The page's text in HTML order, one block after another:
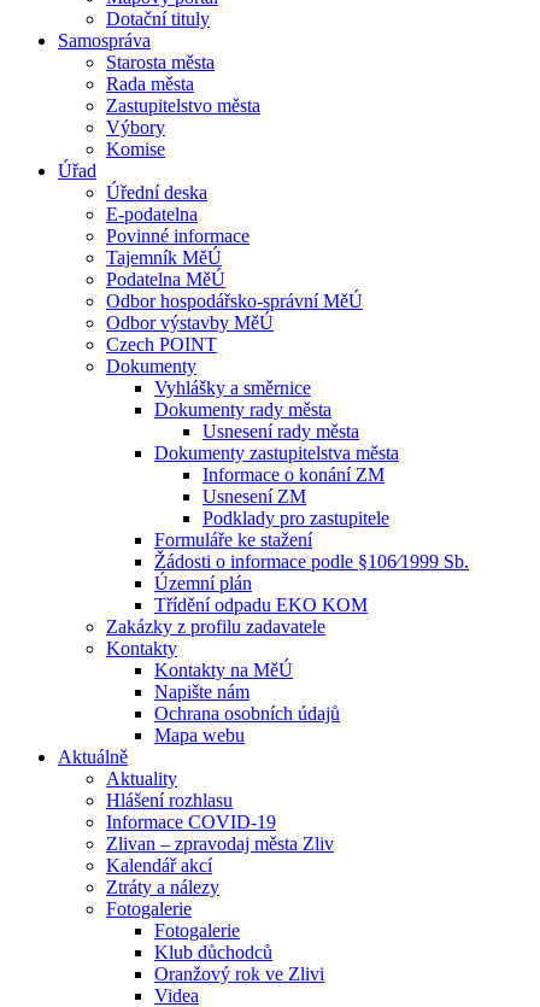
Dotační tituly
Samospráva
Starosta města
Rada města
Zastupitelstvo města
Výbory
Komise
Úřad
Úřední deska
E-podatelna
Povinné informace
Tajemník MěÚ
Podatelna MěÚ
Odbor hospodářsko-správní MěÚ
Odbor výstavby MěÚ
Czech POINT
Dokumenty
Vyhlášky a směrnice
Dokumenty rady města
Usnesení rady města
Dokumenty zastupitelstva města
Informace o konání ZM
Usnesení ZM
Podklady pro zastupitele
Formuláře ke stažení
Žádosti o informace podle §106⁄1999 Sb.
Územní plán
Třídění odpadu EKO KOM
Zakázky z profilu zadavatele
Kontakty
Kontakty na MěÚ
Napište nám
Ochrana osobních údajů
Mapa webu
Aktuálně
Aktuality
Hlášení rozhlasu
Informace COVID-19
Zlivan – zpravodaj města Zliv
Kalendář akcí
Ztráty a nálezy
Fotogalerie
Fotogalerie
Klub důchodců
Oranžový rok ve Zlivi
Videa